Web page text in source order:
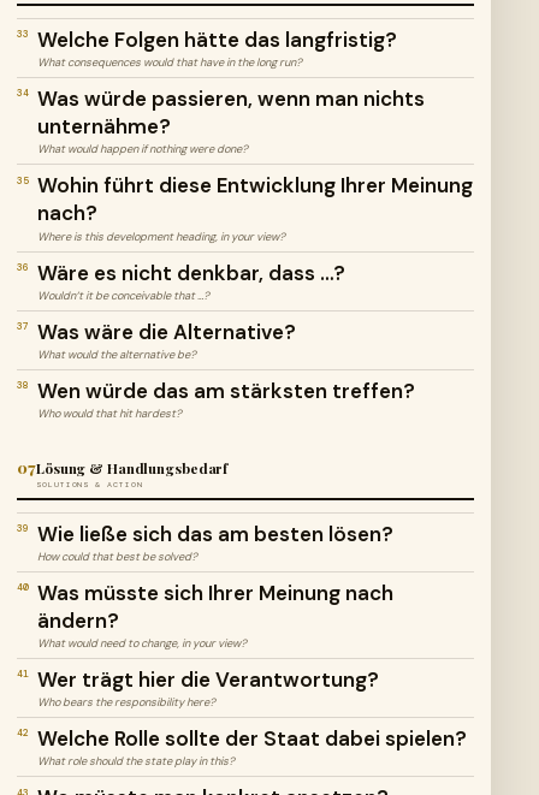
33 Welche Folgen hätte das langfristig?
What consequences would that have in the long run?
34
Was würde passieren, wenn man nichts
unternähme?
What would happen if nothing were done?
35
Wohin führt diese Entwicklung Ihrer Meinung
nach?
Where is this development heading, in your view?
36 Wäre es nicht denkbar, dass …?
Wouldn’t it be conceivable that …?
37 Was wäre die Alternative?
What would the alternative be?
38 Wen würde das am stärksten treffen?
Who would that hit hardest?
07Lösung & Handlungsbedarf
SOLUTIONS & ACTION
39 Wie ließe sich das am besten lösen?
How could that best be solved?
40
Was müsste sich Ihrer Meinung nach
ändern?
What would need to change, in your view?
41 Wer trägt hier die Verantwortung?
Who bears the responsibility here?
42 Welche Rolle sollte der Staat dabei spielen?
What role should the state play in this?